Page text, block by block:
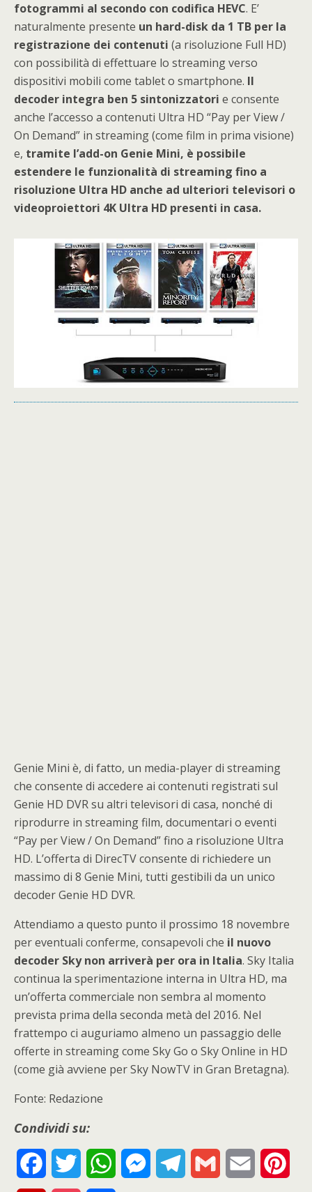
fotogrammi al secondo con codifica HEVC. E’
naturalmente presente un hard-disk da 1 TB per la
registrazione dei contenuti (a risoluzione Full HD)
con possibilità di effettuare lo streaming verso
dispositivi mobili come tablet o smartphone. Il
decoder integra ben 5 sintonizzatori e consente
anche l’accesso a contenuti Ultra HD “Pay per View /
On Demand” in streaming (come film in prima visione)
e, tramite l’add-on Genie Mini, è possibile
estendere le funzionalità di streaming fino a
risoluzione Ultra HD anche ad ulteriori televisori o
videoproiettori 4K Ultra HD presenti in casa.
Genie Mini è, di fatto, un media-player di streaming
che consente di accedere ai contenuti registrati sul
Genie HD DVR su altri televisori di casa, nonché di
riprodurre in streaming film, documentari o eventi
“Pay per View / On Demand” fino a risoluzione Ultra
HD. L’offerta di DirecTV consente di richiedere un
massimo di 8 Genie Mini, tutti gestibili da un unico
decoder Genie HD DVR.
Attendiamo a questo punto il prossimo 18 novembre
per eventuali conferme, consapevoli che il nuovo
decoder Sky non arriverà per ora in Italia. Sky Italia
continua la sperimentazione interna in Ultra HD, ma
un’offerta commerciale non sembra al momento
prevista prima della seconda metà del 2016. Nel
frattempo ci auguriamo almeno un passaggio delle
offerte in streaming come Sky Go o Sky Online in HD
(come già avviene per Sky NowTV in Gran Bretagna).
Fonte: Redazione
Condividi su:
W
M